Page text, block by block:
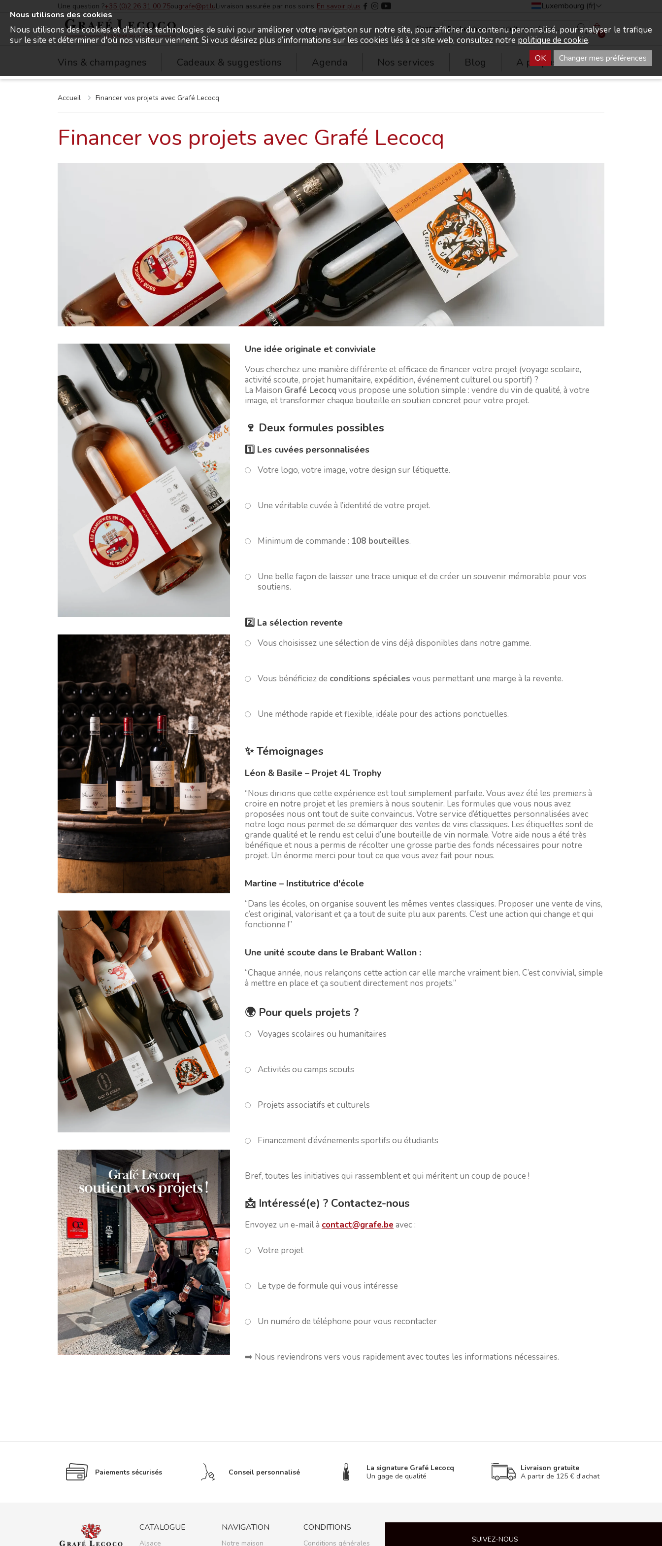
Une question ?+35 (0)2 26 31 00 75ougrafe@pt.luLivraison assurée par nos soins En savoir plus Luxembourg (fr)
Grafé Lecocq
Contact 0
Vins & champagnes Cadeaux & suggestions Agenda Nos services Blog A propos
Accueil Financer vos projets avec Grafé Lecocq
Financer vos projets avec Grafé Lecocq
Une idée originale et conviviale
Vous cherchez une manière différente et efficace de financer votre projet (voyage scolaire,
activité scoute, projet humanitaire, expédition, événement culturel ou sportif) ?
La Maison Grafé Lecocq vous propose une solution simple : vendre du vin de qualité, à votre
image, et transformer chaque bouteille en soutien concret pour votre projet.
🍷 Deux formules possibles
1️⃣ Les cuvées personnalisées
Votre logo, votre image, votre design sur l’étiquette.
Une véritable cuvée à l’identité de votre projet.
Minimum de commande : 108 bouteilles.
Une belle façon de laisser une trace unique et de créer un souvenir mémorable pour vos
soutiens.
2️⃣ La sélection revente
Vous choisissez une sélection de vins déjà disponibles dans notre gamme.
Vous bénéficiez de conditions spéciales vous permettant une marge à la revente.
Une méthode rapide et flexible, idéale pour des actions ponctuelles.
✨ Témoignages
Léon & Basile – Projet 4L Trophy
“Nous dirions que cette expérience est tout simplement parfaite. Vous avez été les premiers à
croire en notre projet et les premiers à nous soutenir. Les formules que vous nous avez
proposées nous ont tout de suite convaincus. Votre service d’étiquettes personnalisées avec
notre logo nous permet de se démarquer des ventes de vins classiques. Les étiquettes sont de
grande qualité et le rendu est celui d’une bouteille de vin normale. Votre aide nous a été très
bénéfique et nous a permis de récolter une grosse partie des fonds nécessaires pour notre
projet. Un énorme merci pour tout ce que vous avez fait pour nous.
Martine – Institutrice d'école
“Dans les écoles, on organise souvent les mêmes ventes classiques. Proposer une vente de vins,
c’est original, valorisant et ça a tout de suite plu aux parents. C’est une action qui change et qui
fonctionne !”
Une unité scoute dans le Brabant Wallon :
“Chaque année, nous relançons cette action car elle marche vraiment bien. C’est convivial, simple
à mettre en place et ça soutient directement nos projets.”
🌍 Pour quels projets ?
Voyages scolaires ou humanitaires
Activités ou camps scouts
Projets associatifs et culturels
Financement d’événements sportifs ou étudiants
Bref, toutes les initiatives qui rassemblent et qui méritent un coup de pouce !
📩 Intéressé(e) ? Contactez-nous
Envoyez un e-mail à contact@grafe.be avec :
Votre projet
Le type de formule qui vous intéresse
Un numéro de téléphone pour vous recontacter
➡️ Nous reviendrons vers vous rapidement avec toutes les informations nécessaires.
Paiements sécurisés Conseil personnalisé
La signature Grafé Lecocq
Un gage de qualité
Livraison gratuite
A partir de 125 € d'achat
SUIVEZ-NOUS
CATALOGUE
Alsace
NAVIGATION
Notre maison
CONDITIONS
Conditions générales
Nous utilisons des cookies
Nous utilisons des cookies et d'autres technologies de suivi pour améliorer votre navigation sur notre site, pour afficher du contenu peronnalisé, pour analyser le trafique
sur le site et déterminer d'où nos visiteur viennent. Si vous désirez plus d’informations sur les cookies liés à ce site web, consultez notre politique de cookie.
OK Changer mes préférences